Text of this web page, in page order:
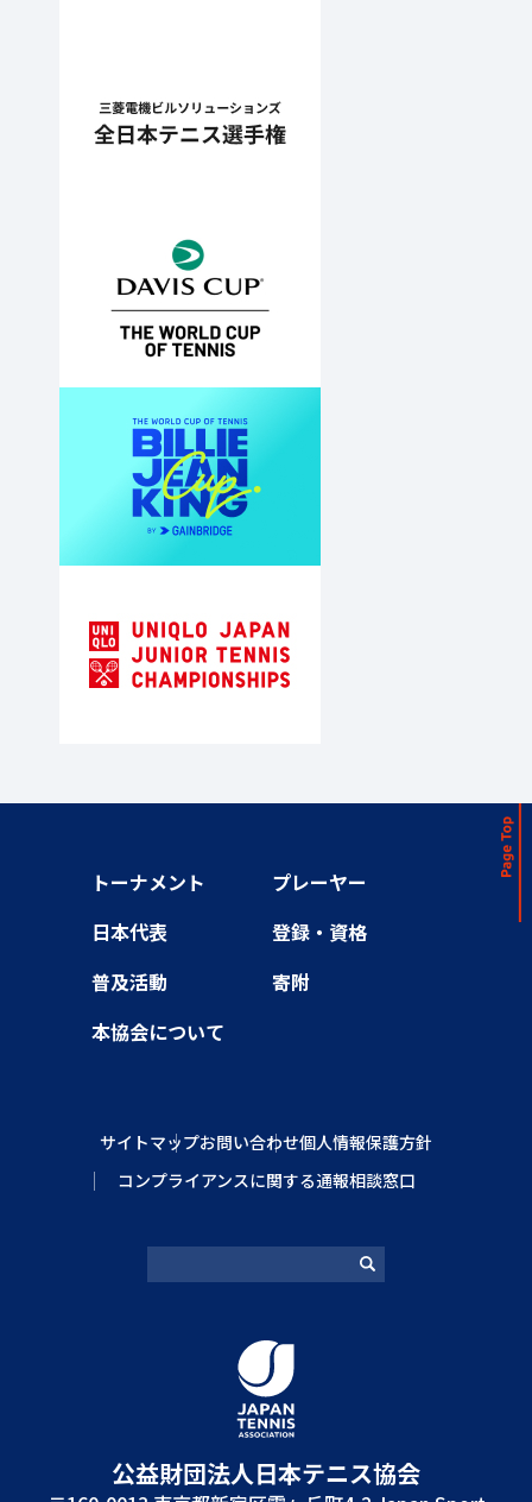
トーナメント
プレーヤー
日本代表
登録・資格
普及活動
寄附
本協会について
サイトマップお問い合わせ個人情報保護方針
コンプライアンスに関する通報相談窓口
公益財団法⼈⽇本テニス協会